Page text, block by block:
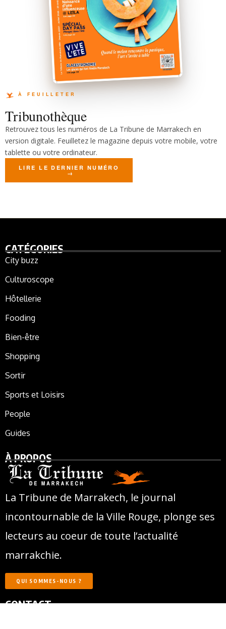
Tribunothèque
Retrouvez tous les numéros de La Tribune de Marrakech en
version digitale. Feuilletez le magazine depuis votre mobile, votre
tablette ou votre ordinateur.
LIRE LE DERNIER NUMÉRO
CATÉGORIES
City buzz
Culturoscope
Hôtellerie
Fooding
Bien-être
Shopping
Sortir
Sports et Loisirs
People
Guides
À PROPOS
La Tribune de Marrakech, le journal
incontournable de la Ville Rouge, plonge ses
lecteurs au coeur de toute l’actualité
marrakchie.
QUI SOMMES-NOUS ?
CONTACT